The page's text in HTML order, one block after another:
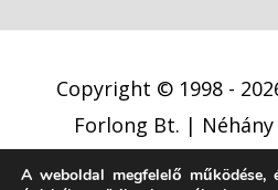
Copyright © 1998 -
Forlong Bt. |
Adatkezelési
A weboldal megfelelő működése,